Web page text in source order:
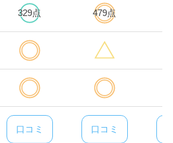
329点 479点
口コミ 口コミ